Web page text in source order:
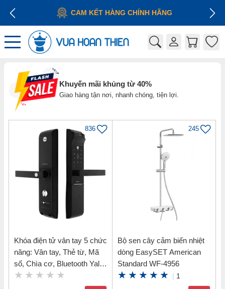
CAM KẾT HÀNG CHÍNH HÃNG
Khuyến mãi khủng từ 40%
Giao hàng tận nơi, nhanh chóng, tiện lợi.
836
Khóa điện tử vân tay 5 chức
năng: Vân tay, Thẻ từ, Mã
số, Chìa cơ, Bluetooth Yale
YDM7116 MB
245
Bộ sen cây cảm biến nhiệt
dòng EasySET American
Standard WF-4956
| 1